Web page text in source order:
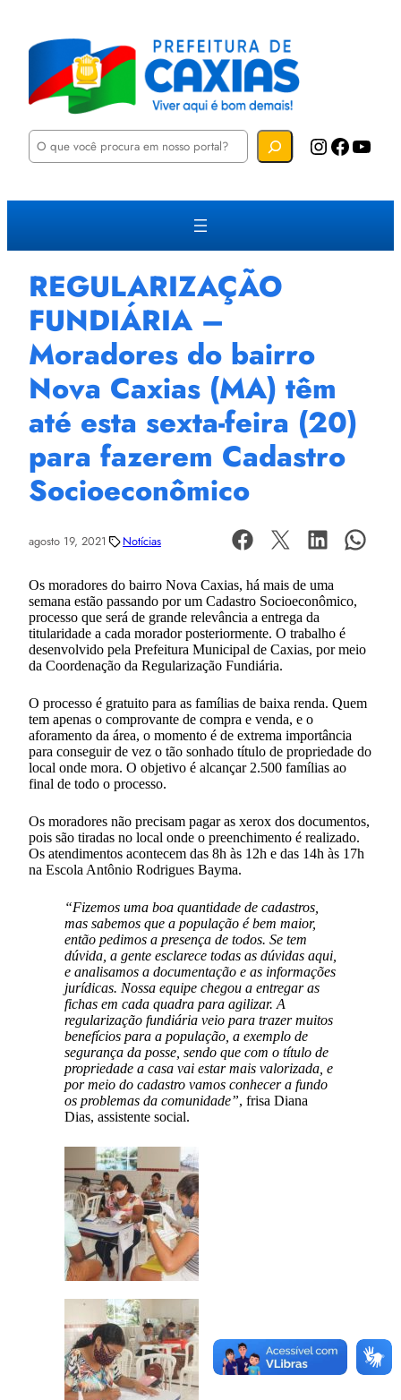
P
u
a
Instagram Facebook YouTube
REGULARIZAÇÃO
FUNDIÁRIA –
Moradores do bairro
Nova Caxias (MA) têm
até esta sexta-feira (20)
para fazerem Cadastro
Socioeconômico
agosto 19, 2021 Notícias
Os moradores do bairro Nova Caxias, há mais de uma
semana estão passando por um Cadastro Socioeconômico,
processo que será de grande relevância a entrega da
titularidade a cada morador posteriormente. O trabalho é
desenvolvido pela Prefeitura Municipal de Caxias, por meio
da Coordenação da Regularização Fundiária.
O processo é gratuito para as famílias de baixa renda. Quem
tem apenas o comprovante de compra e venda, e o
aforamento da área, o momento é de extrema importância
para conseguir de vez o tão sonhado título de propriedade do
local onde mora. O objetivo é alcançar 2.500 famílias ao
final de todo o processo.
Os moradores não precisam pagar as xerox dos documentos,
pois são tiradas no local onde o preenchimento é realizado.
Os atendimentos acontecem das 8h às 12h e das 14h às 17h
na Escola Antônio Rodrigues Bayma.
“Fizemos uma boa quantidade de cadastros,
mas sabemos que a população é bem maior,
então pedimos a presença de todos. Se tem
dúvida, a gente esclarece todas as dúvidas aqui,
e analisamos a documentação e as informações
jurídicas. Nossa equipe chegou a entregar as
fichas em cada quadra para agilizar. A
regularização fundiária veio para trazer muitos
benefícios para a população, a exemplo de
segurança da posse, sendo que com o título de
propriedade a casa vai estar mais valorizada, e
por meio do cadastro vamos conhecer a fundo
os problemas da comunidade”, frisa Diana
Dias, assistente social.